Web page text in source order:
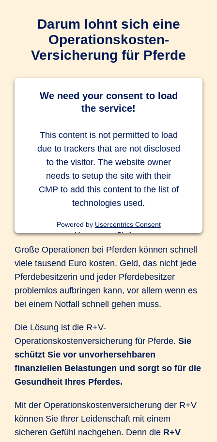
Darum lohnt sich eine
Operationskosten-
Versicherung für Pferde
We need your consent to load
the service!
This content is not permitted to load
due to trackers that are not disclosed
to the visitor. The website owner
needs to setup the site with their
CMP to add this content to the list of
technologies used.
Powered by Usercentrics Consent
Management Platform
Große Operationen bei Pferden können schnell
viele tausend Euro kosten. Geld, das nicht jede
Pferdebesitzerin und jeder Pferdebesitzer
problemlos aufbringen kann, vor allem wenn es
bei einem Notfall schnell gehen muss.
Die Lösung ist die R+V-
Operationskostenversicherung für Pferde. Sie
schützt Sie vor unvorhersehbaren
finanziellen Belastungen und sorgt so für die
Gesundheit Ihres Pferdes.
Mit der Operationskostenversicherung der R+V
können Sie Ihrer Leidenschaft mit einem
sicheren Gefühl nachgehen. Denn die R+V